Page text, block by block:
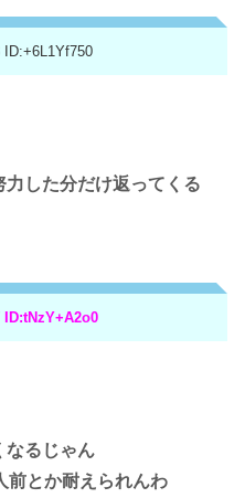
ID:+6L1Yf750
した分だけ返ってくる
ID:tNzY+A2o0
なるじゃん
前とか耐えられんわ